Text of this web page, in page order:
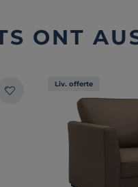
ONT
Liv. offerte